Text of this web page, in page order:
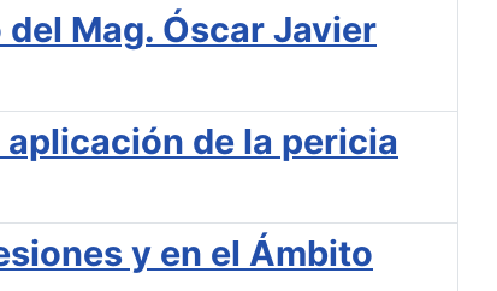
Mag. Óscar Javier
de la pericia
y en el Ámbito